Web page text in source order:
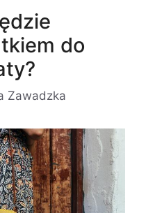
do
Zawadzka